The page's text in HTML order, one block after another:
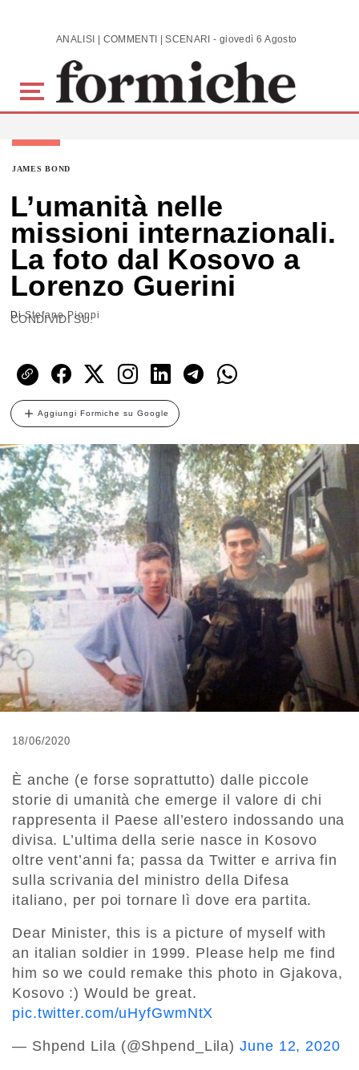
Skip to main content ANALISI | COMMENTI | SCENARI - giovedì 6 Agosto 2026
JAMES BOND
L’umanità nelle
missioni internazionali.
La foto dal Kosovo a
Lorenzo Guerini
DiStefano Pioppi
CONDIVIDI SU:
Aggiungi Formiche su Google
18/06/2020
È anche (e forse soprattutto) dalle piccole
storie di umanità che emerge il valore di chi
rappresenta il Paese all’estero indossando una
divisa. L’ultima della serie nasce in Kosovo
oltre vent’anni fa; passa da Twitter e arriva fin
sulla scrivania del ministro della Difesa
italiano, per poi tornare lì dove era partita.
Dear Minister, this is a picture of myself with
an italian soldier in 1999. Please help me find
him so we could remake this photo in Gjakova,
Kosovo :) Would be great.
pic.twitter.com/uHyfGwmNtX
— Shpend Lila (@Shpend_Lila)June 12, 2020